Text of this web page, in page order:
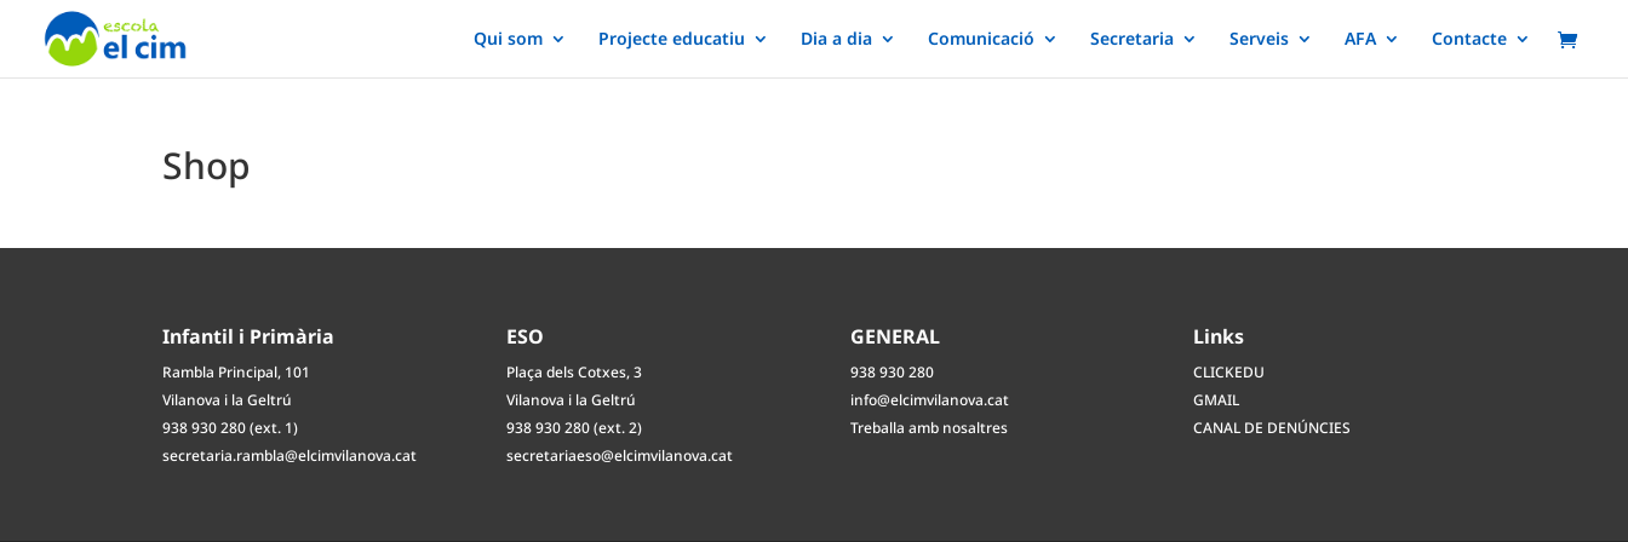
Qui som Projecte educatiu Dia a dia Comunicació Secretaria Serveis AFA Contacte
Shop
Infantil i Primària
Rambla Principal, 101
Vilanova i la Geltrú
938 930 280 (ext. 1)
secretaria.rambla@elcimvilanova.cat
ESO
Plaça dels Cotxes, 3
Vilanova i la Geltrú
938 930 280 (ext. 2)
secretariaeso@elcimvilanova.cat
GENERAL
938 930 280
info@elcimvilanova.cat
Treballa amb nosaltres
Links
CLICKEDU
GMAIL
CANAL DE DENÚNCIES